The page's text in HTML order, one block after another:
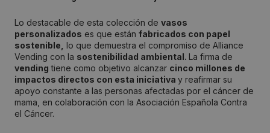
Lo destacable de esta colección de vasos
personalizados es que están fabricados con papel
sostenible, lo que demuestra el compromiso de Alliance
Vending con la sostenibilidad ambiental. La firma de
vending tiene como objetivo alcanzar cinco millones de
impactos directos con esta iniciativa y reafirmar su
apoyo constante a las personas afectadas por el cáncer de
mama, en colaboración con la Asociación Española Contra
el Cáncer.